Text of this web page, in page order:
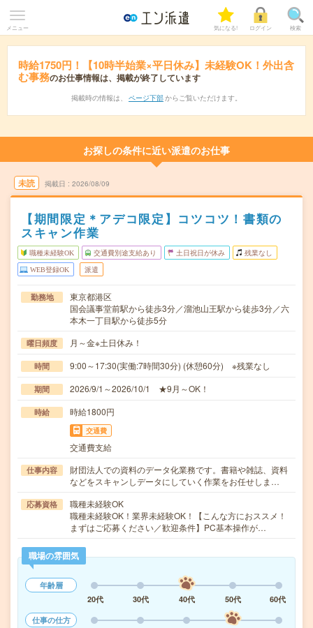
メニュー 気になる! ログイン 検索
時給1750円！【10時半始業×平日休み】未経験OK！外出含
む事務のお仕事情報は、掲載が終了しています
掲載時の情報は、 ページ下部 からご覧いただけます。
お探しの条件に近い派遣のお仕事
未読 掲載日 2026/08/09
【期間限定＊アデコ限定】コツコツ！書類の
スキャン作業
職種未経験OK 交通費別途支給あり 土日祝日が休み 残業なし
WEB登録OK 派遣
勤務地
東京都港区
国会議事堂前駅から徒歩3分／溜池山王駅から徒歩3分／六
本木一丁目駅から徒歩5分
曜日頻度 月～金※土日休み！
時間 9:00～17:30(実働:7時間30分) (休憩60分) ※残業なし
期間 2026/9/1～2026/10/1 ★9月～OK！
時給 時給1800円
交通費
交通費支給
仕事内容
財団法人での資料のデータ化業務です。書籍や雑誌、資料
などをスキャンしデータにしていく作業をお任せしま…
応募資格
職種未経験OK
職種未経験OK！業界未経験OK！【こんな方におススメ！
まずはご応募ください／歓迎条件】PC基本操作が…
職場の雰囲気
年齢層
20代
30代 40代 50代
60代
仕事の仕方